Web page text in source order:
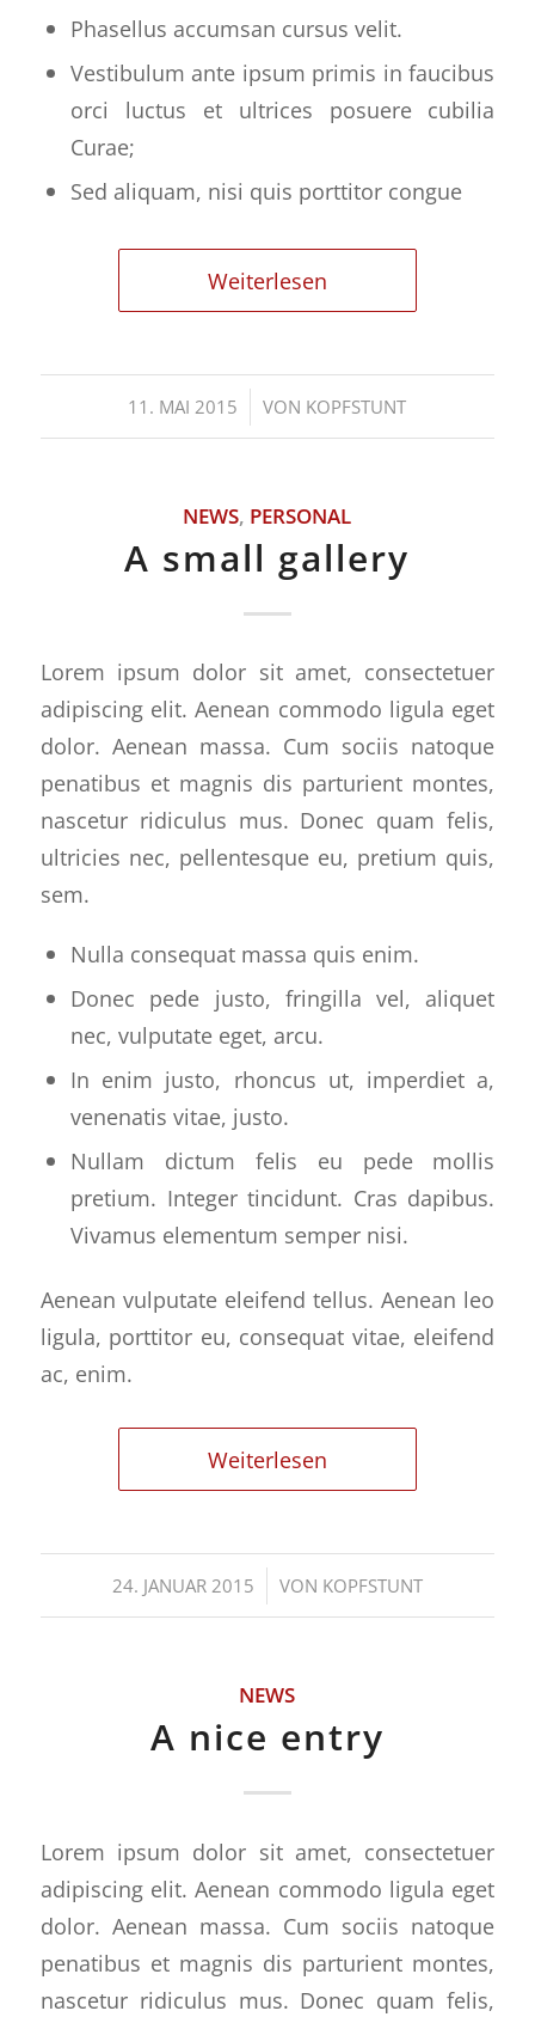
Phasellus accumsan cursus velit.
Vestibulum ante ipsum primis in faucibus
orci luctus et ultrices posuere cubilia
Curae;
Sed aliquam, nisi quis porttitor congue
Weiterlesen
11. MAI 2015
/ VON KOPFSTUNT
NEWS, PERSONAL
A small gallery
Lorem ipsum dolor sit amet, consectetuer
adipiscing elit. Aenean commodo ligula eget
dolor. Aenean massa. Cum sociis natoque
penatibus et magnis dis parturient montes,
nascetur ridiculus mus. Donec quam felis,
ultricies nec, pellentesque eu, pretium quis,
sem.
Nulla consequat massa quis enim.
Donec pede justo, fringilla vel, aliquet
nec, vulputate eget, arcu.
In enim justo, rhoncus ut, imperdiet a,
venenatis vitae, justo.
Nullam dictum felis eu pede mollis
pretium. Integer tincidunt. Cras dapibus.
Vivamus elementum semper nisi.
Aenean vulputate eleifend tellus. Aenean leo
ligula, porttitor eu, consequat vitae, eleifend
ac, enim.
Weiterlesen
24. JANUAR 2015
/ VON KOPFSTUNT
NEWS
A nice entry
Lorem ipsum dolor sit amet, consectetuer
adipiscing elit. Aenean commodo ligula eget
dolor. Aenean massa. Cum sociis natoque
penatibus et magnis dis parturient montes,
nascetur ridiculus mus. Donec quam felis,